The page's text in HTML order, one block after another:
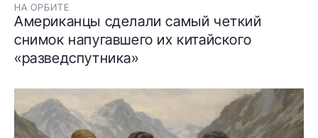
НА ОРБИТЕ
Американцы сделали самый четкий
снимок напугавшего их китайского
«разведспутника»